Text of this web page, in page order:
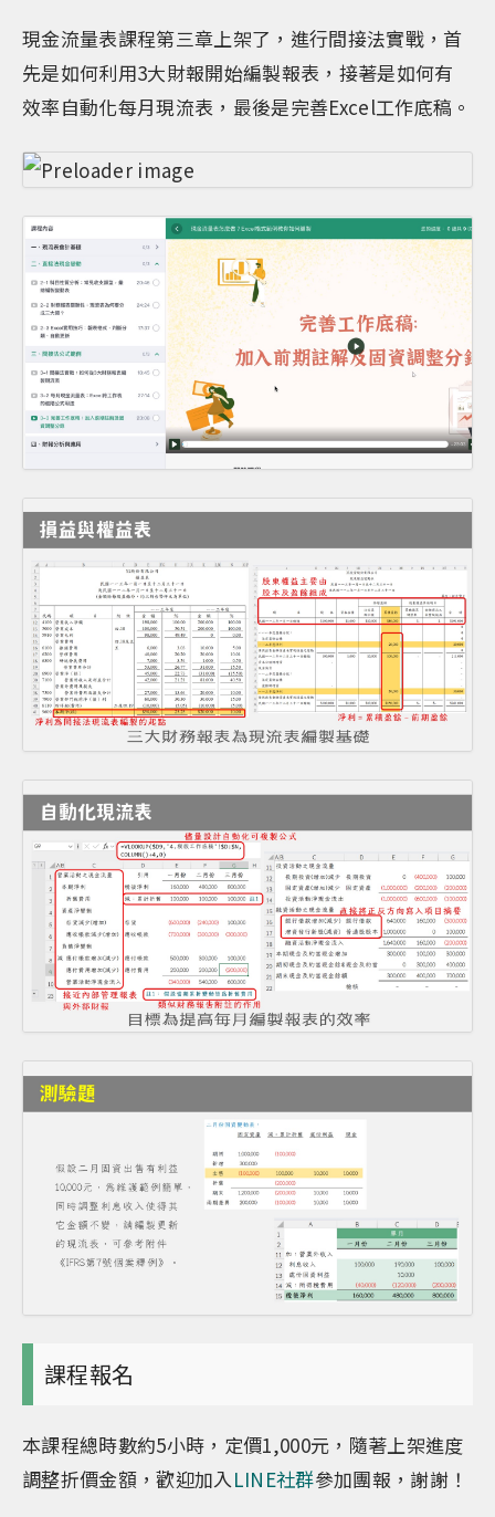
現金流量表課程第三章上架了，進行間接法實戰，首
先是如何利用3大財報開始編製報表，接著是如何有
效率自動化每月現流表，最後是完善Excel工作底稿。
課程報名
本課程總時數約5小時，定價1,000元，隨著上架進度
調整折價金額，歡迎加入LINE社群參加團報，謝謝！